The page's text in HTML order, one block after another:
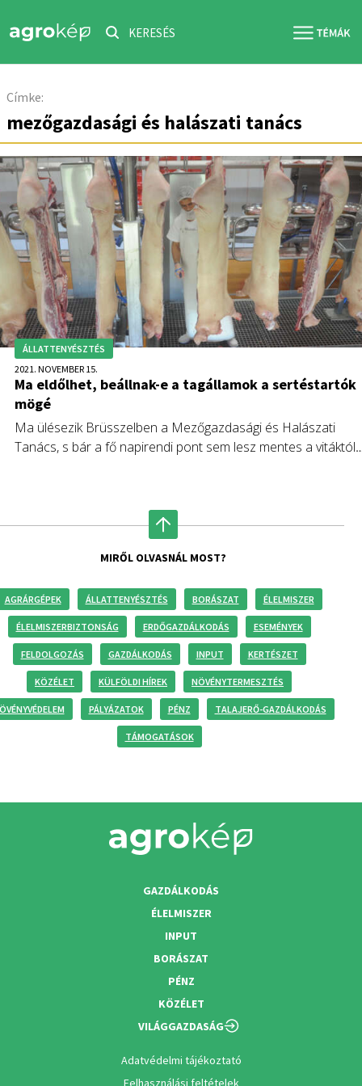
KERESÉS
Címke:
mezőgazdasági és halászati tanács
ÁLLATTENYÉSZTÉS
2021. NOVEMBER 15.
Ma eldőlhet, beállnak-e a tagállamok a sertéstartók
mögé
Ma ülésezik Brüsszelben a Mezőgazdasági és Halászati
Tanács, s bár a fő napirendi pont sem lesz mentes a vitáktól,
MIRŐL OLVASNÁL MOST?
AGRÁRGÉPEK ÁLLATTENYÉSZTÉS BORÁSZAT ÉLELMISZER
ÉLELMISZERBIZTONSÁG ERDŐGAZDÁLKODÁS ESEMÉNYEK
FELDOLGOZÁS GAZDÁLKODÁS INPUT KERTÉSZET
KÖZÉLET KÜLFÖLDI HÍREK NÖVÉNYTERMESZTÉS
PÁLYÁZATOK PÉNZ TALAJERŐ-GAZDÁLKODÁS
TÁMOGATÁSOK
GAZDÁLKODÁS
ÉLELMISZER
INPUT
BORÁSZAT
PÉNZ
KÖZÉLET
VILÁGGAZDASÁG
Adatvédelmi tájékoztató
Felhasználási feltételek